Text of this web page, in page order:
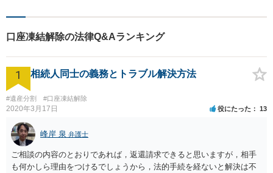
口座凍結解除の法律Q&Aランキング
1 相続人同士の義務とトラブル解決方法
#遺産分割 #口座凍結解除
2020年3月17日 役にたった 13
峰岸 泉 弁護士
ご相談の内容のとおりであれば，返還請求できると思いますが，相手
も何かしら理由をつけるでしょうから，法的手続を経ないと解決は不